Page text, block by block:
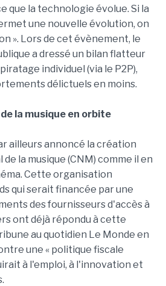
que la technologie évolue. Si la
une nouvelle évolution, on
». Lors de cet évènement, le
a dressé un bilan flatteur
individuel (via le P2P),
délictuels en moins.
la musique en orbite
ailleurs annoncé la création
la musique (CNM) comme il en
Cette organisation
qui serait financée par une
des fournisseurs d'accès à
ont déjà répondu à cette
au quotidien Le Monde en
une « politique fiscale
à l'emploi, à l'innovation et